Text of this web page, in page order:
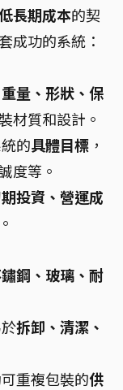
長期成本的契
成功的系統：
量、形狀、保
材質和設計。
的具體目標 ，
度等。
投資、營運成
鋼、玻璃、耐
拆卸、清潔、
重複包裝的供